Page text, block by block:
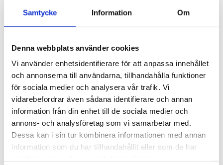
Samtycke Information Om
Denna webbplats använder cookies
Vi använder enhetsidentifierare för att anpassa innehållet
och annonserna till användarna, tillhandahålla funktioner
för sociala medier och analysera vår trafik. Vi
vidarebefordrar även sådana identifierare och annan
information från din enhet till de sociala medier och
annons- och analysföretag som vi samarbetar med.
Dessa kan i sin tur kombinera informationen med annan
information som du har tillhandahållit eller som de har
Lägg till i favoriter
POPULÄRAST!